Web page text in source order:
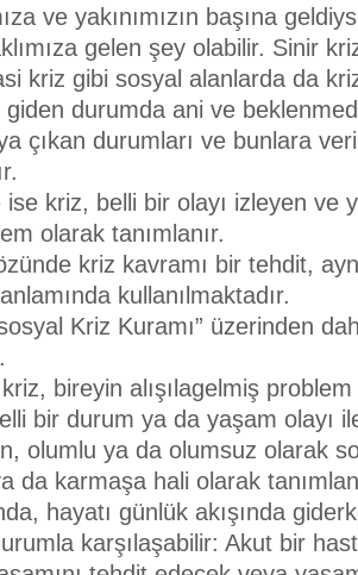
ve yakınımızın başına
gelen şey olabilir. Sinir
kriz gibi sosyal alanlarda da
durumda ani ve
çıkan durumları ve bunlara
ise kriz, belli bir olayı izleyen ve
olarak tanımlanır.
kriz kavramı bir tehdit,
kullanılmaktadır.
Kriz Kuramı” üzerinden
bireyin alışılagelmiş
bir durum ya da yaşam olayı
olumlu ya da olumsuz olarak
da karmaşa hali olarak
hayatı günlük akışında
karşılaşabilir: Akut bir